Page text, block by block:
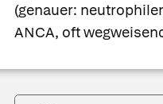
(genauer:
ANCA, oft